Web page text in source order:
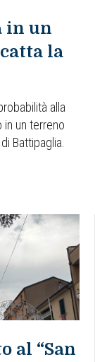
in un
la
alla
un terreno
Battipaglia.
al “San